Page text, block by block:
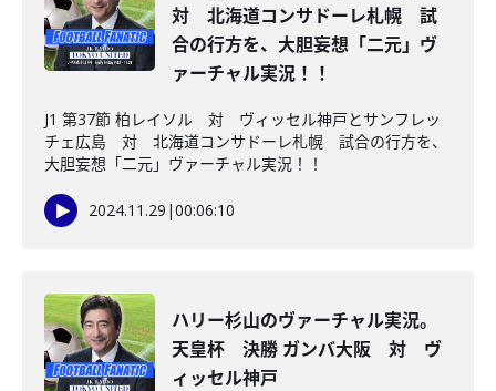
対 北海道コンサドーレ札幌 試
合の行方を、大胆妄想「二元」ヴ
ァーチャル実況！！
J1 第37節 柏レイソル 対 ヴィッセル神戸とサンフレッ
チェ広島 対 北海道コンサドーレ札幌 試合の行方を、
大胆妄想「二元」ヴァーチャル実況！！
2024.11.29 |00:06:10
ハリー杉山のヴァーチャル実況。
天皇杯 決勝 ガンバ大阪 対 ヴ
ィッセル神戸